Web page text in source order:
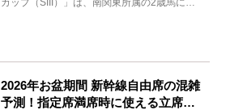
2026年お盆期間 新幹線自由席の混雑
予測！指定席満席時に使える立席特